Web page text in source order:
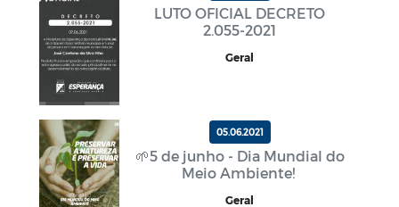
LUTO OFICIAL DECRETO
2.055-2021
Geral
05.06.2021
🌱5 de junho - Dia Mundial do
Meio Ambiente!
Geral